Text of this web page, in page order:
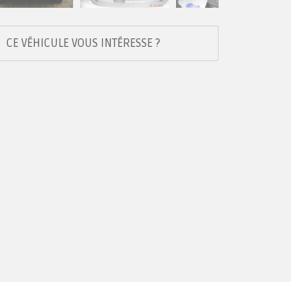
CE VÉHICULE VOUS INTÉRESSE ?